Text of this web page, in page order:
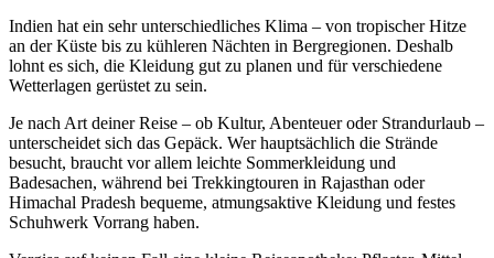
Indien hat ein sehr unterschiedliches Klima – von tropischer Hitze
an der Küste bis zu kühleren Nächten in Bergregionen. Deshalb
lohnt es sich, die Kleidung gut zu planen und für verschiedene
Wetterlagen gerüstet zu sein.
Je nach Art deiner Reise – ob Kultur, Abenteuer oder Strandurlaub –
unterscheidet sich das Gepäck. Wer hauptsächlich die Strände
besucht, braucht vor allem leichte Sommerkleidung und
Badesachen, während bei Trekkingtouren in Rajasthan oder
Himachal Pradesh bequeme, atmungsaktive Kleidung und festes
Schuhwerk Vorrang haben.